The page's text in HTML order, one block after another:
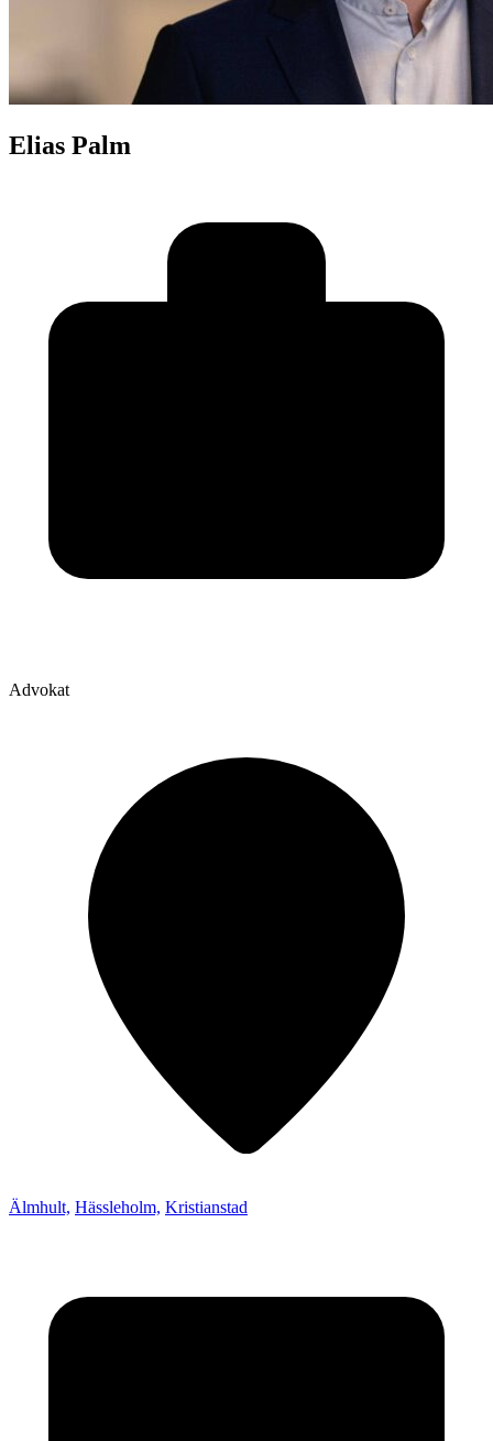
Elias Palm
Advokat
Älmhult, Hässleholm, Kristianstad